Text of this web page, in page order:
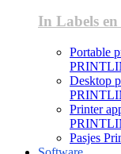
In Labels
Portable
Desktop
Printer
Pasjes